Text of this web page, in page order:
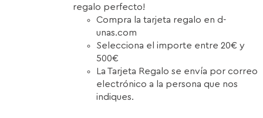
regalo perfecto!
Compra la tarjeta regalo en d-
unas.com
Selecciona el importe entre 20€ y
500€
La Tarjeta Regalo se envía por correo
electrónico a la persona que nos
indiques.